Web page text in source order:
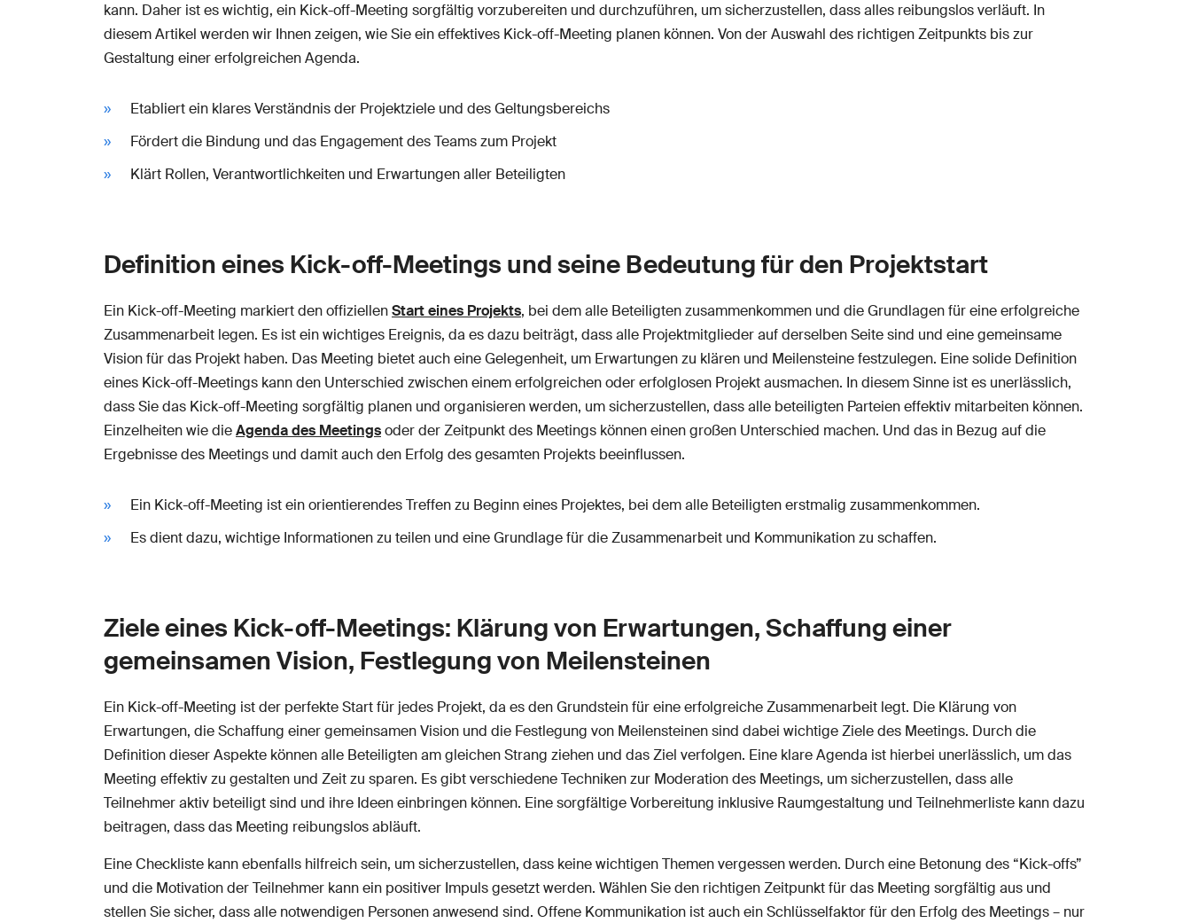
kann. Daher ist es wichtig, ein Kick-off-Meeting sorgfältig vorzubereiten und durchzuführen, um sicherzustellen, dass alles reibungslos verläuft. In
diesem Artikel werden wir Ihnen zeigen, wie Sie ein effektives Kick-off-Meeting planen können. Von der Auswahl des richtigen Zeitpunkts bis zur
Gestaltung einer erfolgreichen Agenda.
Etabliert ein klares Verständnis der Projektziele und des Geltungsbereichs
Fördert die Bindung und das Engagement des Teams zum Projekt
Klärt Rollen, Verantwortlichkeiten und Erwartungen aller Beteiligten
Definition eines Kick-off-Meetings und seine Bedeutung für den Projektstart
Ein Kick-off-Meeting markiert den offiziellenStart eines Projekts, bei dem alle Beteiligten zusammenkommen und die Grundlagen für eine erfolgreiche
Zusammenarbeit legen. Es ist ein wichtiges Ereignis, da es dazu beiträgt, dass alle Projektmitglieder auf derselben Seite sind und eine gemeinsame
Vision für das Projekt haben. Das Meeting bietet auch eine Gelegenheit, um Erwartungen zu klären und Meilensteine festzulegen. Eine solide Definition
eines Kick-off-Meetings kann den Unterschied zwischen einem erfolgreichen oder erfolglosen Projekt ausmachen. In diesem Sinne ist es unerlässlich,
dass Sie das Kick-off-Meeting sorgfältig planen und organisieren werden, um sicherzustellen, dass alle beteiligten Parteien effektiv mitarbeiten können.
Einzelheiten wie dieAgenda des Meetingsoder der Zeitpunkt des Meetings können einen großen Unterschied machen. Und das in Bezug auf die
Ergebnisse des Meetings und damit auch den Erfolg des gesamten Projekts beeinflussen.
Ein Kick-off-Meeting ist ein orientierendes Treffen zu Beginn eines Projektes, bei dem alle Beteiligten erstmalig zusammenkommen.
Es dient dazu, wichtige Informationen zu teilen und eine Grundlage für die Zusammenarbeit und Kommunikation zu schaffen.
Ziele eines Kick-off-Meetings: Klärung von Erwartungen, Schaffung einer
gemeinsamen Vision, Festlegung von Meilensteinen
Ein Kick-off-Meeting ist der perfekte Start für jedes Projekt, da es den Grundstein für eine erfolgreiche Zusammenarbeit legt. Die Klärung von
Erwartungen, die Schaffung einer gemeinsamen Vision und die Festlegung von Meilensteinen sind dabei wichtige Ziele des Meetings. Durch die
Definition dieser Aspekte können alle Beteiligten am gleichen Strang ziehen und das Ziel verfolgen. Eine klare Agenda ist hierbei unerlässlich, um das
Meeting effektiv zu gestalten und Zeit zu sparen. Es gibt verschiedene Techniken zur Moderation des Meetings, um sicherzustellen, dass alle
Teilnehmer aktiv beteiligt sind und ihre Ideen einbringen können. Eine sorgfältige Vorbereitung inklusive Raumgestaltung und Teilnehmerliste kann dazu
beitragen, dass das Meeting reibungslos abläuft.
Eine Checkliste kann ebenfalls hilfreich sein, um sicherzustellen, dass keine wichtigen Themen vergessen werden. Durch eine Betonung des “Kick-offs”
und die Motivation der Teilnehmer kann ein positiver Impuls gesetzt werden. Wählen Sie den richtigen Zeitpunkt für das Meeting sorgfältig aus und
stellen Sie sicher, dass alle notwendigen Personen anwesend sind. Offene Kommunikation ist auch ein Schlüsselfaktor für den Erfolg des Meetings – nur